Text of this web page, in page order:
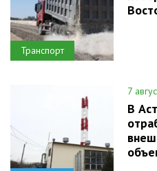
Транспорт
7
В